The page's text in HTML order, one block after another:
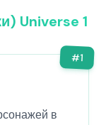
Universe 1
#1
в